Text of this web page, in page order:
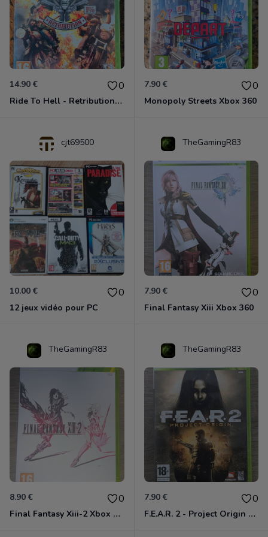
14.90 € 0
Ride To Hell - Retribution Xbox 360
7.90 € 0
Monopoly Streets Xbox 360
cjt69500
10.00 € 0
12 jeux vidéo pour PC
TheGamingR83
7.90 € 0
Final Fantasy Xiii Xbox 360
TheGamingR83
8.90 € 0
Final Fantasy Xiii-2 Xbox 360
TheGamingR83
7.90 € 0
F.E.A.R. 2 - Project Origin Xbox 360